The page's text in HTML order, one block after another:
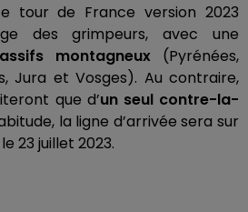
tour de France version 2023
des grimpeurs, avec une
montagneux (Pyrénées,
Jura et Vosges). Au contraire,
que d’un seul contre-la-
la ligne d’arrivée sera sur
le 23 juillet 2023.